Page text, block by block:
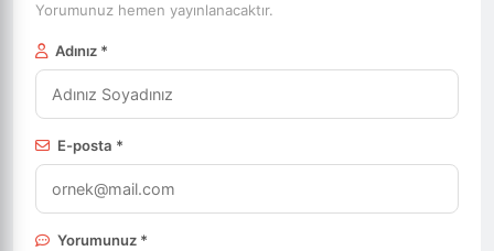
Yorumunuz hemen yayınlanacaktır.
Adınız *
E-posta *
Yorumunuz *